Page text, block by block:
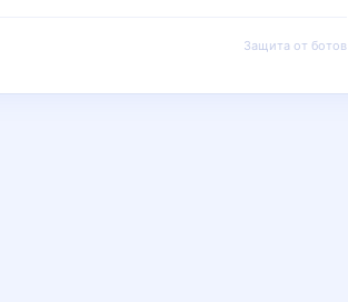
Защита от ботов